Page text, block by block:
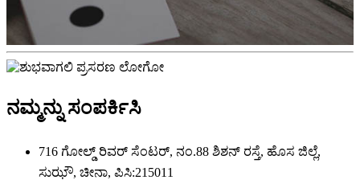
ನಮ್ಮನ್ನು ಸಂಪರ್ಕಿಸಿ
716 ಗೋಲ್ಡ್ ರಿವರ್ ಸೆಂಟರ್, ನಂ.88 ಶಿಶನ್ ರಸ್ತೆ, ಹೊಸ ಜಿಲ್ಲೆ,
ಸುಝೌ, ಚೀನಾ, ಪಿಸಿ:215011